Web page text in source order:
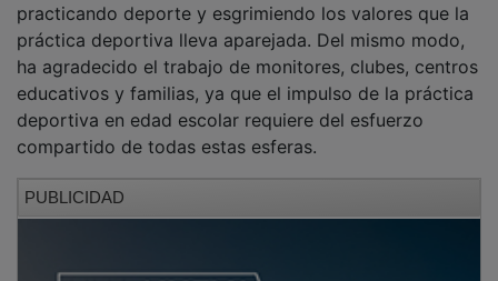
practicando deporte y esgrimiendo los valores que la
práctica deportiva lleva aparejada. Del mismo modo,
ha agradecido el trabajo de monitores, clubes, centros
educativos y familias, ya que el impulso de la práctica
deportiva en edad escolar requiere del esfuerzo
compartido de todas estas esferas.
PUBLICIDAD